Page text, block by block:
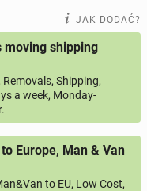
JAK DODAĆ?
moving shipping
Shipping,
a week, Monday-
Europe, Man & Van
to EU, Low Cost,